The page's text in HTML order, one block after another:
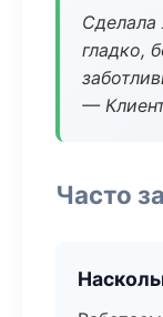
гладко,
—
Часто